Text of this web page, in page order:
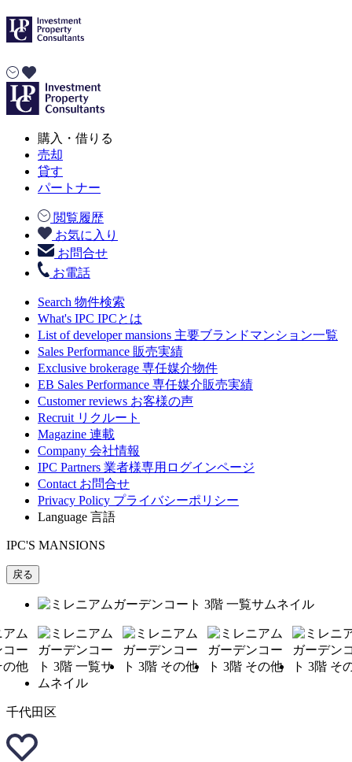
購入・借りる
売却
貸す
パートナー
閲覧履歴
お気に入り
お問合せ
お電話
Search 物件検索
What's IPC IPCとは
List of developer mansions 主要ブランドマンション一覧
Sales Performance 販売実績
Exclusive brokerage 専任媒介物件
EB Sales Performance 専任媒介販売実績
Customer reviews お客様の声
Recruit リクルート
Magazine 連載
Company 会社情報
IPC Partners 業者様専用ログインページ
Contact お問合せ
Privacy Policy プライバシーポリシー
Language 言語
IPC'S MANSIONS
戻る
千代田区